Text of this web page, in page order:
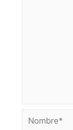
Nombre*